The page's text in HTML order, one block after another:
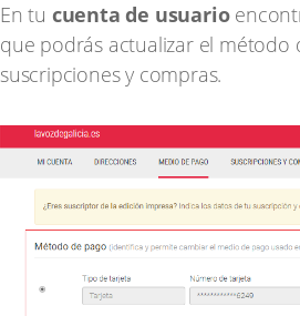
En tu cuenta de usuario
que podrás actualizar el método
suscripciones y compras.